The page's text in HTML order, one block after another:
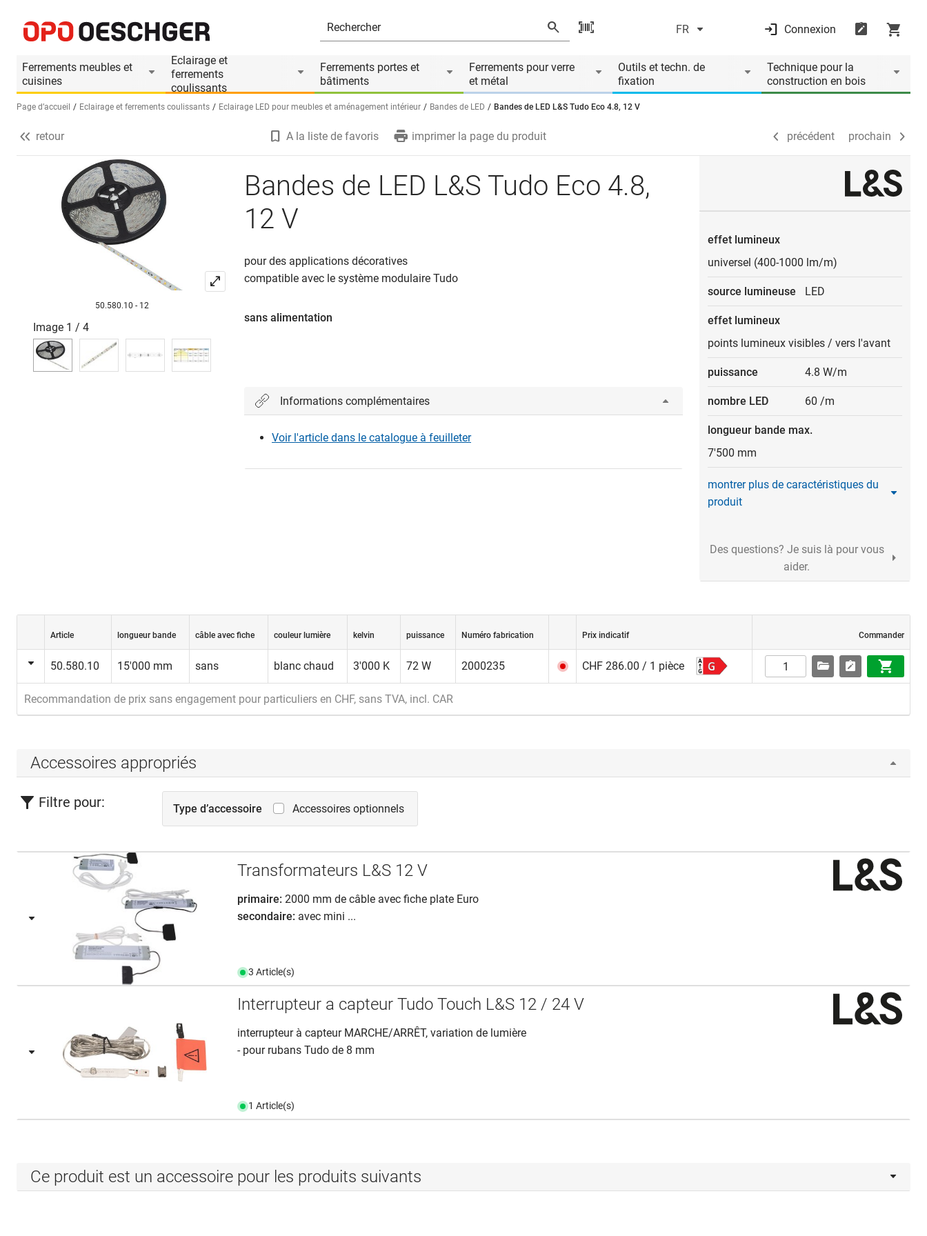
FR Connexion
Ferrements meubles et
cuisines
Eclairage et
ferrements
coulissants
Ferrements portes et
bâtiments
Ferrements pour verre
et métal
Outils et techn. de
fixation
Technique pour la
construction en bois
Sélectionnez une langue (FR)
Page d’accueil Eclairage et ferrements coulissants Eclairage LED pour meubles et aménagement intérieur Bandes de LED Bandes de LED L&S Tudo Eco 4.8, 12 V
Informations produit
Accessoires appropriés Le produit est accessoire de précédent prochain
retour A la liste de favoris imprimer la page du produit précédent prochain
50.580.10 - 12
Image 1 / 4
Bandes de LED L&S Tudo Eco 4.8,
12 V
pour des applications décoratives
compatible avec le système modulaire Tudo
sans alimentation
Informations complémentaires
Voir l'article dans le catalogue à feuilleter
effet lumineux
universel (400-1000 lm/m)
source lumineuse LED
effet lumineux
points lumineux visibles / vers l'avant
puissance 4.8 W/m
nombre LED 60 /m
longueur bande max.
7'500 mm
montrer plus de caractéristiques du
produit
Des questions? Je suis là pour vous
aider.
Article longueur bande câble avec fiche couleur lumière kelvin puissance Numéro fabrication Prix indicatif Commander
50.580.10 15'000 mm sans blanc chaud 3'000 K 72 W 2000235 CHF 286.00 / 1 pièce
Recommandation de prix sans engagement pour particuliers en CHF, sans TVA, incl. CAR
Accessoires appropriés
Filtre pour: Type d’accessoire Accessoires optionnels
Transformateurs L&S 12 V
primaire: 2000 mm de câble avec fiche plate Euro
secondaire: avec mini ...
3 Article(s)
Interrupteur a capteur Tudo Touch L&S 12 / 24 V
interrupteur à capteur MARCHE/ARRÊT, variation de lumière
- pour rubans Tudo de 8 mm
1 Article(s)
Ce produit est un accessoire pour les produits suivants